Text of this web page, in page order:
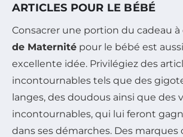
ARTICLES POUR LE BÉBÉ
Consacrer une portion du cadeau à
de Maternité pour le bébé est
excellente idée. Privilégiez des
incontournables tels que des
langes, des doudous ainsi que des
incontournables, qui lui feront
dans ses démarches. Des marques